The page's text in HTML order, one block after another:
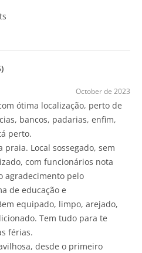
October de 2023
ótima localização, perto de
bancos, padarias, enfim,
perto.
Local sossegado, sem
com funcionários nota
agradecimento pelo
de educação e
equipado, limpo, arejado,
Tem tudo para te
férias.
desde o primeiro